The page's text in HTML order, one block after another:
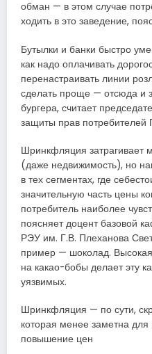
обман — в этом случае
ходить в это заведение,
Бутылки и банки быстро
как надо оплачивать
перенастраивать линии
сделать проще — отсюда и
бургера, считает
защиты прав потребителей
Шринкфляция затрагивает
(даже недвижимость), но
в тех сегментах, где
значительную часть цены
потребитель наиболее
поясняет доцент базовой
РЭУ им. Г.В. Плеханова
пример — шоколад.
на какао-бобы делает эту
уязвимых.
Шринкфляция — по сути,
которая менее заметна
повышение цен